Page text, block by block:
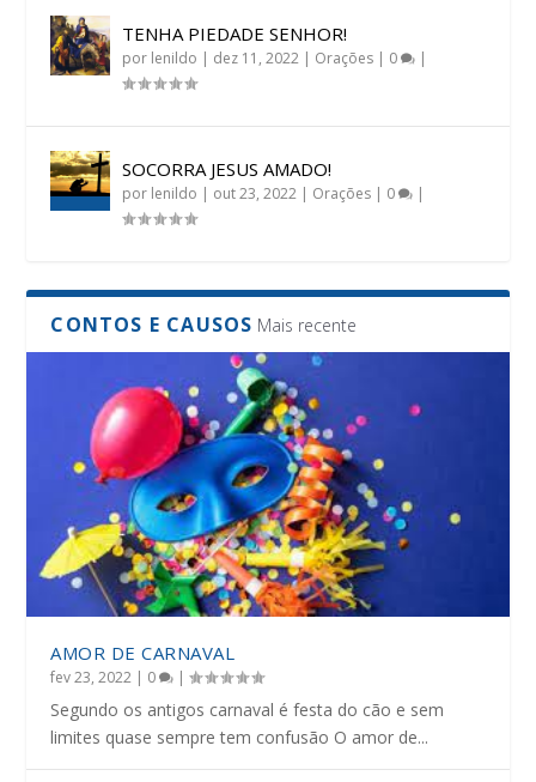
TENHA PIEDADE SENHOR!
por lenildo | dez 11, 2022 | Orações | 0 |
SOCORRA JESUS AMADO!
por lenildo | out 23, 2022 | Orações | 0 |
CONTOS E CAUSOS Mais recente
AMOR DE CARNAVAL
fev 23, 2022 | 0 |
Segundo os antigos carnaval é festa do cão e sem
limites quase sempre tem confusão O amor de...